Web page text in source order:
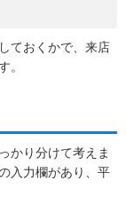
ておくかで、来店
。
かり分けて考えま
入力欄があり、平